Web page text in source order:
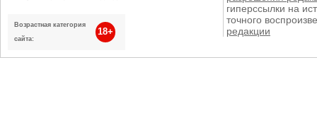
Возрастная категория
сайта:
18+
гиперссылки на
точного
редакции